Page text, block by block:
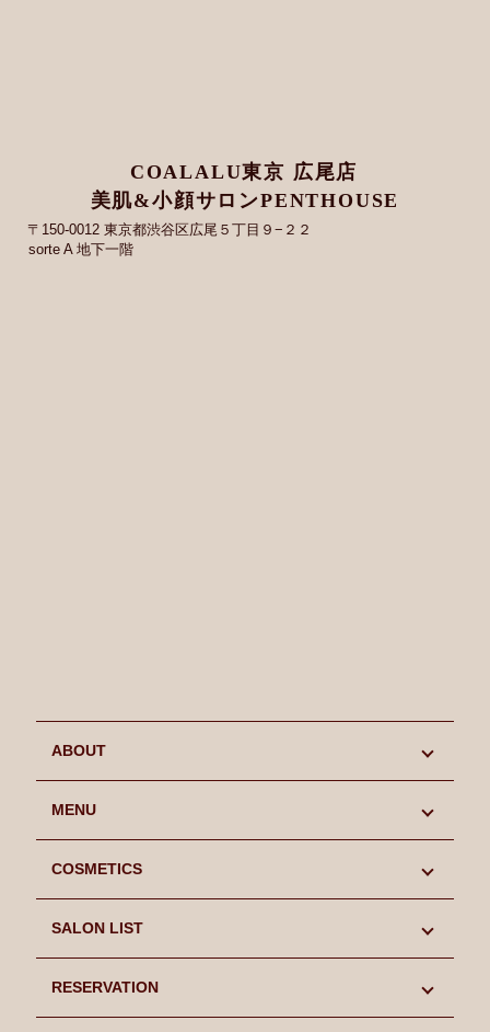
COALALU東京 広尾店
美肌&小顔サロンPENTHOUSE
〒150-0012 東京都渋谷区広尾５丁目９−２２
sorte A 地下一階
ABOUT
初めての方へ
キャンペーン情報
スタッフ紹介
よくあるご質問
MENU
MENU
LIFCOOL
SINN PURETE
COSMETICS
COSMETICS
SINN PURETE
SALON LIST
SALON LIST
RESERVATION